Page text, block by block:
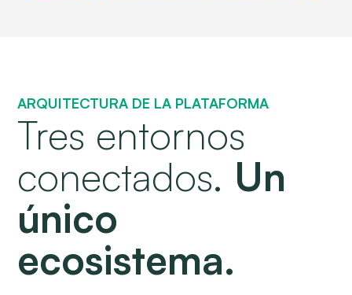
ARQUITECTURA DE LA PLATAFORMA
Tres entornos
conectados. Un
único
ecosistema.